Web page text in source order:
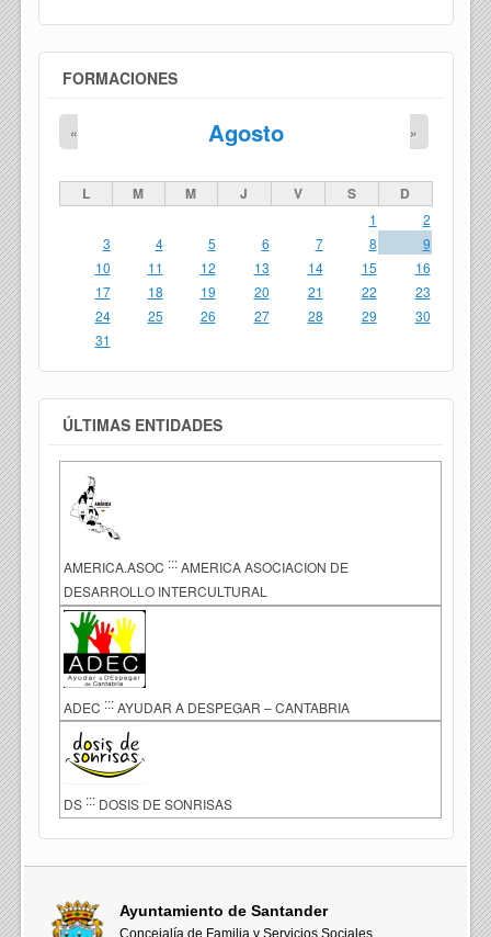
FORMACIONES
Agosto
« »
L M M J V S D
1
2
3
4 5 6 7 8
9
10
11 12 13 14 15
16
17
18 19 20 21 22
23
24
25 26 27 28 29
30
31
ÚLTIMAS ENTIDADES
AMERICA.ASOC ::: AMERICA ASOCIACION DE
DESARROLLO INTERCULTURAL
ADEC ::: AYUDAR A DESPEGAR – CANTABRIA
DS ::: DOSIS DE SONRISAS
Ayuntamiento de Santander
Concejalía de Familia y Servicios Sociales